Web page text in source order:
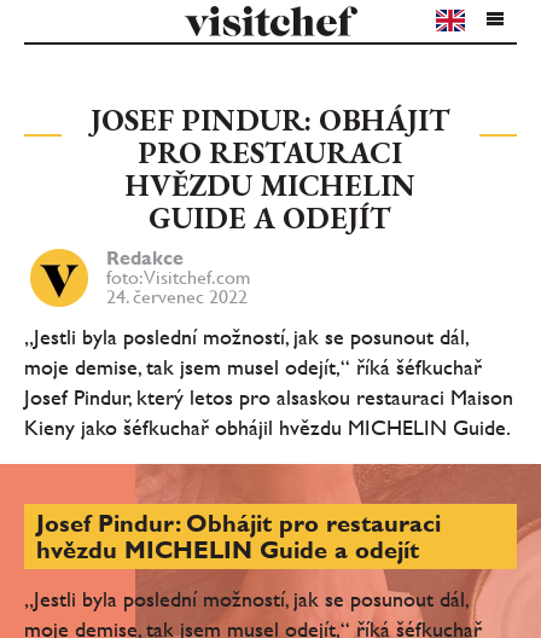
JOSEF PINDUR: OBHÁJIT
PRO RESTAURACI
HVĚZDU MICHELIN
GUIDE A ODEJÍT
Redakce
foto: Visitchef.com
24. červenec 2022
„Jestli byla poslední možností, jak se posunout dál,
moje demise, tak jsem musel odejít,“ říká šéfkuchař
Josef Pindur, který letos pro alsaskou restauraci Maison
Kieny jako šéfkuchař obhájil hvězdu MICHELIN Guide.
Josef Pindur: Obhájit pro restauraci
hvězdu MICHELIN Guide a odejít
„Jestli byla poslední možností, jak se posunout dál,
moje demise, tak jsem musel odejít,“ říká šéfkuchař